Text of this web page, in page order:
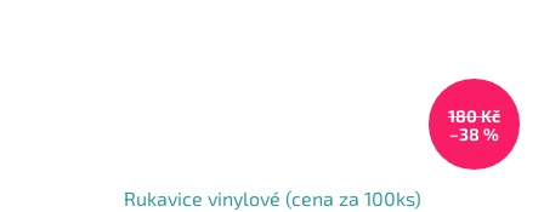
180 Kč
–38 %
Rukavice vinylové (cena za 100ks)